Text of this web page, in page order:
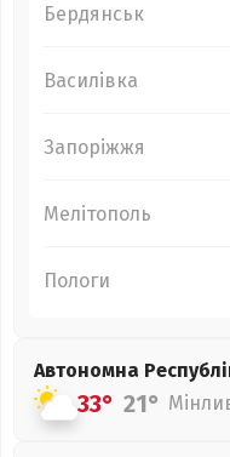
Бердянськ
Василівка
Запоріжжя
Мелітополь
Пологи
Автономна
33° 21°